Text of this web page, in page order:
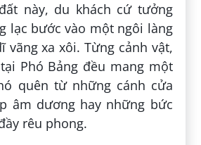
này, du khách cứ tưởng
lạc bước vào một ngôi làng
vãng xa xôi. Từng cảnh vật,
Phó Bảng đều mang một
quên từ những cánh cửa
âm dương hay những bức
rêu phong.